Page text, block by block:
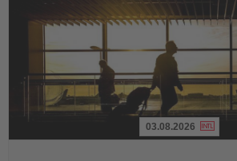
03.08.2026